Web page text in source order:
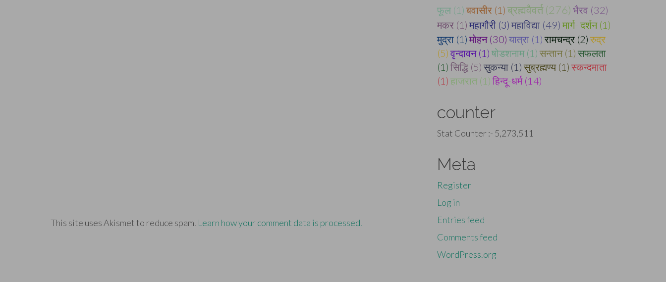
This site uses Akismet to reduce spam. Learn how your comment data is processed.
फूल (1) बवासीर (1) ब्रह्मवैवर्त (276) भैरव (32)
मकर (1) महागौरी (3) महाविद्या (49) मार्ग- दर्शन (1)
मुद्रा (1) मोहन (30) यात्रा (1) रामचन्द्र (2) रुद्र
(5) वृन्दावन (1) षोडशनाम (1) सन्तान (1) सफलता
(1) सिद्धि (5) सुकन्या (1) सुब्रह्मण्य (1) स्कन्दमाता
(1) हाजरात (1) हिन्दू-धर्म (14)
counter
Stat Counter :- 5,273,511
Meta
Register
Log in
Entries feed
Comments feed
WordPress.org